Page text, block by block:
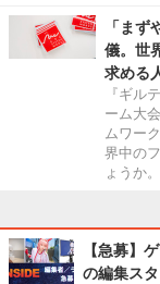
「ま
儀。世
求める
『ギル
ーム大
ムワー
界中の
ょうか。
【急募】
の編集ス